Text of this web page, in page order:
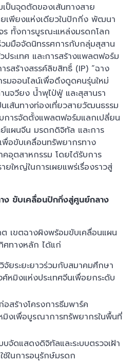
ป็นจุดตัดของเส้นทางสาย
เพียงแห่งเดียวในปักกิ่ง พัฒนา
ร ทั้งการบูรณะแหล่งมรดกโลก
มมือจัดนิทรรศการกับกลุ่มสุสาน
ระเทศ และการสร้างแพลตฟอร์ม
สร้างสรรค์ลิขสิทธิ์ (IP) “ฉาง
รมออนไลน์เพื่อดึงดูดคนรุ่นใหม่
นจวียง น้ำพุไป่ฟู่ และสุสานรา
เส้นทางท่องเที่ยวสายวัฒนธรรม
การจัดตั้งแพลตฟอร์มแลกเปลี่ยน
แผนจีน มรดกดิจิทัล และการ
อขับเคลื่อนทรัพยากรทาง
อุตสาหกรรม โดยได้รับการ
ใหญ่ในการเผยแพร่เรื่องราวสู่
ง ขับเคลื่อนปักกิ่งสู่ศูนย์กลาง
เขตฉางผิงพร้อมขับเคลื่อนแผน
ศทางหลัก ได้แก่
จัยระยะยาวร่วมกับสมาคมศึกษา
หมิงแห่งประเทศจีนเพื่อยกระดับ
อสร้างโครงการธีมพาร์ค
งเพื่อบูรณาการทรัพยากรในพื้นที่
บจัดแสดงดิจิทัลและระบบตรวจเฝ้า
ช้ในการอนุรักษ์มรดก